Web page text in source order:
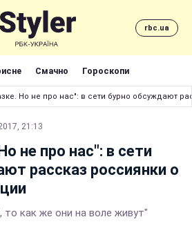
rbc.ua
Смачно Гороскопи
Но не про нас": в сети бурно обсуждают
21:13
не про нас": в сети
рассказ россиянки о
то как же они на воле живут"